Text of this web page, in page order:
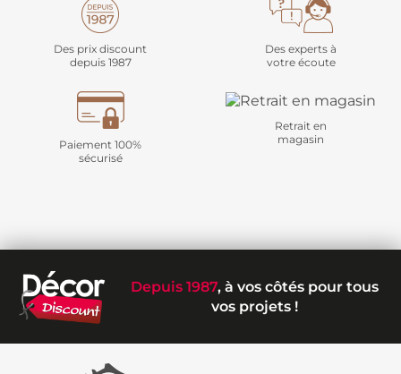
Des prix discount
depuis 1987
Des experts à
votre écoute
Paiement 100%
sécurisé
Retrait en
magasin
Depuis 1987, à vos côtés pour tous
vos projets !